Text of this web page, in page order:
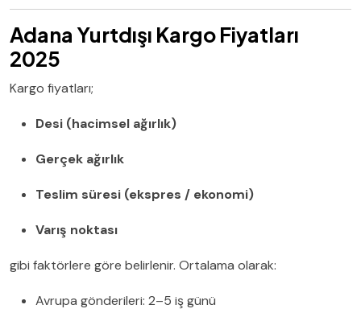
Adana Yurtdışı Kargo Fiyatları
2025
Kargo fiyatları;
Desi (hacimsel ağırlık)
Gerçek ağırlık
Teslim süresi (ekspres / ekonomi)
Varış noktası
gibi faktörlere göre belirlenir. Ortalama olarak:
Avrupa gönderileri: 2–5 iş günü